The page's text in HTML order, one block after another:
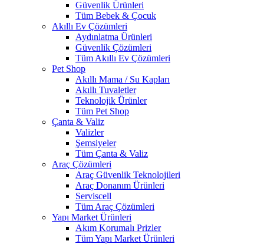
Güvenlik Ürünleri
Tüm Bebek & Çocuk
Akıllı Ev Çözümleri
Aydınlatma Ürünleri
Güvenlik Çözümleri
Tüm Akıllı Ev Çözümleri
Pet Shop
Akıllı Mama / Su Kapları
Akıllı Tuvaletler
Teknolojik Ürünler
Tüm Pet Shop
Çanta & Valiz
Valizler
Şemsiyeler
Tüm Çanta & Valiz
Araç Çözümleri
Araç Güvenlik Teknolojileri
Araç Donanım Ürünleri
Serviscell
Tüm Araç Çözümleri
Yapı Market Ürünleri
Akım Korumalı Prizler
Tüm Yapı Market Ürünleri